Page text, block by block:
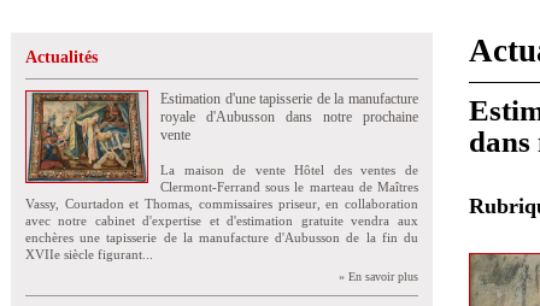
Actualités
Estimation d'une tapisserie de la manufacture
royale d'Aubusson dans notre prochaine
vente
La maison de vente Hôtel des ventes de
Clermont-Ferrand sous le marteau de Maîtres
Vassy, Courtadon et Thomas, commissaires priseur, en collaboration
avec notre cabinet d'expertise et d'estimation gratuite vendra aux
enchères une tapisserie de la manufacture d'Aubusson de la fin du
XVIIe siècle figurant...
» En savoir plus
dans